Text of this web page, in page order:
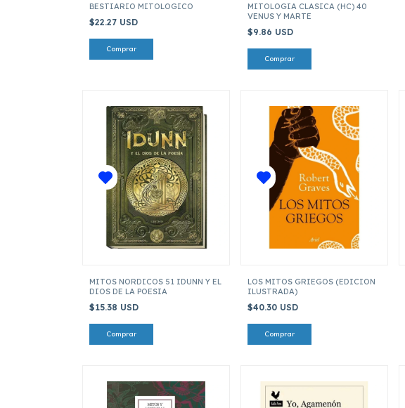
BESTIARIO MITOLOGICO
$22.27 USD
MITOLOGIA CLASICA (HC) 40
VENUS Y MARTE
$9.86 USD
MITOS NORDICOS 51 IDUNN Y EL
DIOS DE LA POESIA
$15.38 USD
LOS MITOS GRIEGOS (EDICION
ILUSTRADA)
$40.30 USD